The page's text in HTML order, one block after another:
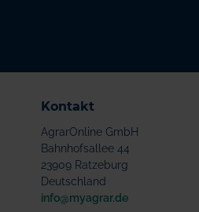
Kontakt
AgrarOnline GmbH
Bahnhofsallee 44
23909 Ratzeburg
Deutschland
info@myagrar.de